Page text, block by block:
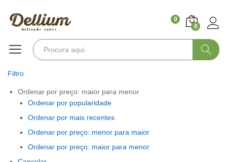
0
0
Filtro
Ordenar por preço: maior para menor
Ordenar por popularidade
Ordenar por mais recentes
Ordenar por preço: menor para maior
Ordenar por preço: maior para menor